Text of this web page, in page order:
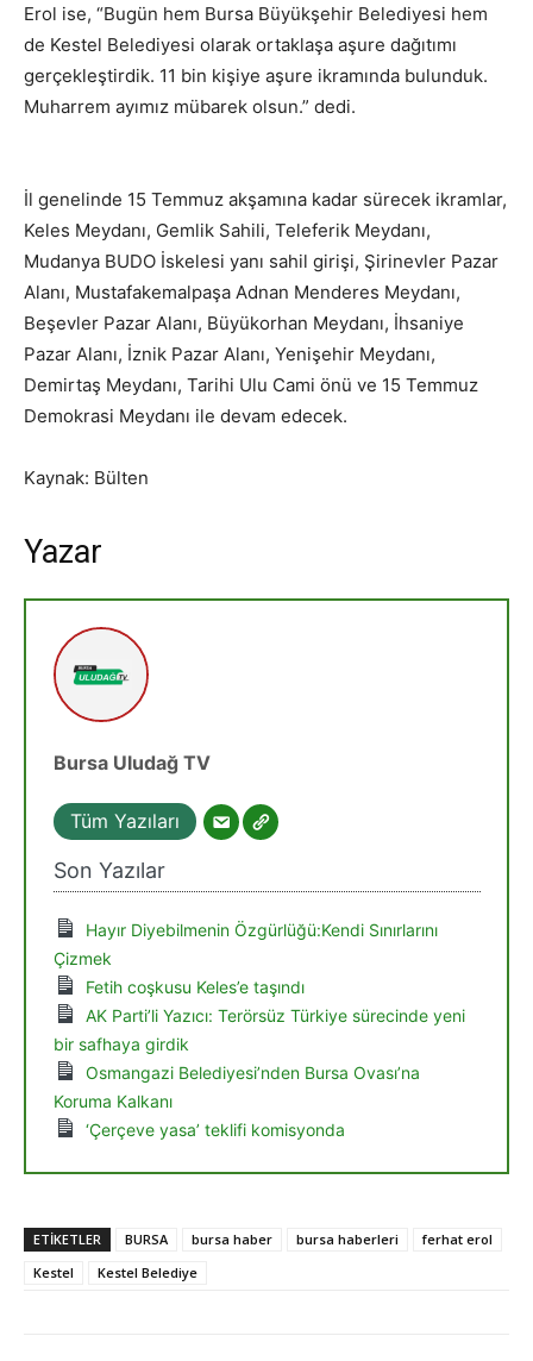
Erol ise, “Bugün hem Bursa Büyükşehir Belediyesi hem
de Kestel Belediyesi olarak ortaklaşa aşure dağıtımı
gerçekleştirdik. 11 bin kişiye aşure ikramında bulunduk.
Muharrem ayımız mübarek olsun.” dedi.
İl genelinde 15 Temmuz akşamına kadar sürecek ikramlar,
Keles Meydanı, Gemlik Sahili, Teleferik Meydanı,
Mudanya BUDO İskelesi yanı sahil girişi, Şirinevler Pazar
Alanı, Mustafakemalpaşa Adnan Menderes Meydanı,
Beşevler Pazar Alanı, Büyükorhan Meydanı, İhsaniye
Pazar Alanı, İznik Pazar Alanı, Yenişehir Meydanı,
Demirtaş Meydanı, Tarihi Ulu Cami önü ve 15 Temmuz
Demokrasi Meydanı ile devam edecek.
Kaynak: Bülten
Yazar
Bursa Uludağ TV
Tüm Yazıları
Son Yazılar
Hayır Diyebilmenin Özgürlüğü:Kendi Sınırlarını
Çizmek
Fetih coşkusu Keles’e taşındı
AK Parti’li Yazıcı: Terörsüz Türkiye sürecinde yeni
bir safhaya girdik
Osmangazi Belediyesi’nden Bursa Ovası’na
Koruma Kalkanı
‘Çerçeve yasa’ teklifi komisyonda
ETIKETLER BURSA bursa haber bursa haberleri
ferhat erol
Kestel
Kestel Belediye